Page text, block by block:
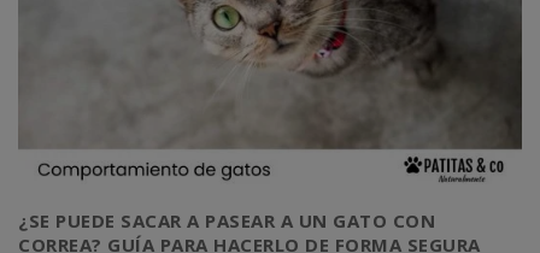
¿SE PUEDE SACAR A PASEAR A UN GATO CON
CORREA? GUÍA PARA HACERLO DE FORMA SEGURA